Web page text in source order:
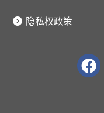
隐私权政策